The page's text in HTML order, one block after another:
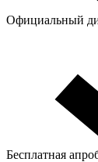
Официальный
Бесплатная